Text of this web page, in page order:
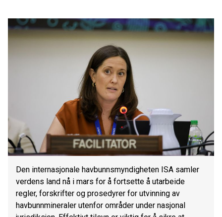
Den internasjonale havbunnsmyndigheten ISA samler
verdens land nå i mars for å fortsette å utarbeide
regler, forskrifter og prosedyrer for utvinning av
havbunnmineraler utenfor områder under nasjonal